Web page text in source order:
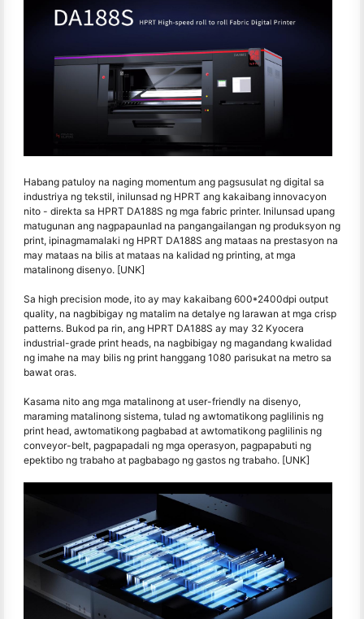
Habang patuloy na naging momentum ang pagsusulat ng digital sa
industriya ng tekstil, inilunsad ng HPRT ang kakaibang innovacyon
nito - direkta sa HPRT DA188S ng mga fabric printer. Inilunsad upang
matugunan ang nagpapaunlad na pangangailangan ng produksyon ng
print, ipinagmamalaki ng HPRT DA188S ang mataas na prestasyon na
may mataas na bilis at mataas na kalidad ng printing, at mga
matalinong disenyo. [UNK]
Sa high precision mode, ito ay may kakaibang 600*2400dpi output
quality, na nagbibigay ng matalim na detalye ng larawan at mga crisp
patterns. Bukod pa rin, ang HPRT DA188S ay may 32 Kyocera
industrial-grade print heads, na nagbibigay ng magandang kwalidad
ng imahe na may bilis ng print hanggang 1080 parisukat na metro sa
bawat oras.
Kasama nito ang mga matalinong at user-friendly na disenyo,
maraming matalinong sistema, tulad ng awtomatikong paglilinis ng
print head, awtomatikong pagbabad at awtomatikong paglilinis ng
conveyor-belt, pagpapadali ng mga operasyon, pagpapabuti ng
epektibo ng trabaho at pagbabago ng gastos ng trabaho. [UNK]